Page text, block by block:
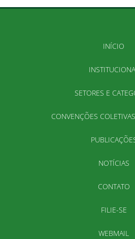
INÍCIO
SETORES E
CONVENÇÕES
NOTÍCIAS
CONTATO
FILIE-SE
WEBMAIL